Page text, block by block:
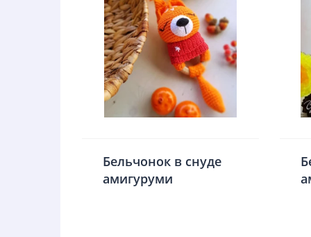
Бельчонок в снуде
амигуруми